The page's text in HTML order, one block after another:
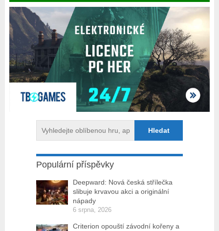
Populární příspěvky
Deepward: Nová česká střílečka
slibuje krvavou akci a originální
nápady
6 srpna, 2026
Criterion opouští závodní kořeny a